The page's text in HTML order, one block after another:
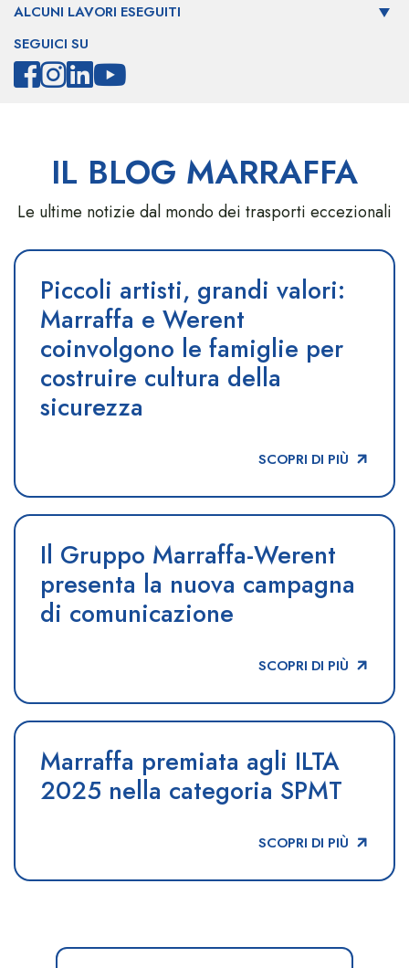
ALCUNI LAVORI ESEGUITI
SEGUICI SU
IL BLOG MARRAFFA
Le ultime notizie dal mondo dei trasporti eccezionali
Piccoli artisti, grandi valori:
Marraffa e Werent
coinvolgono le famiglie per
costruire cultura della
sicurezza
SCOPRI DI PIÙ
Il Gruppo Marraffa-Werent
presenta la nuova campagna
di comunicazione
SCOPRI DI PIÙ
Marraffa premiata agli ILTA
2025 nella categoria SPMT
SCOPRI DI PIÙ